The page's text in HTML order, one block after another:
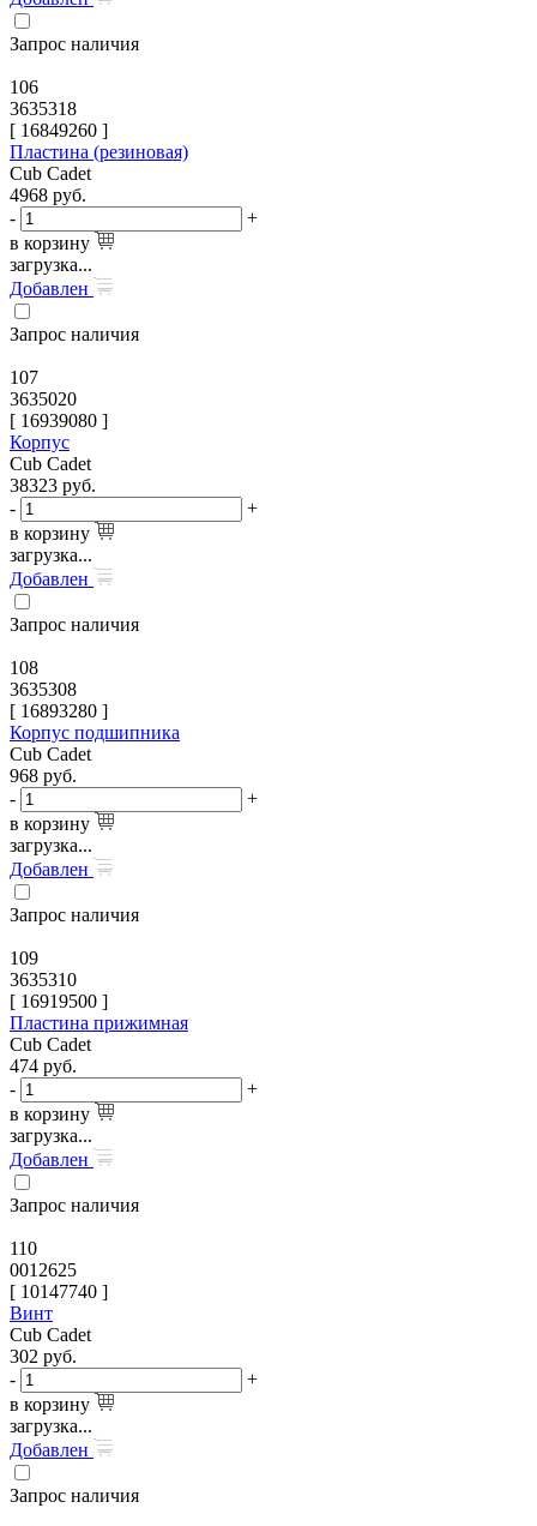
Запрос наличия
106
3635318
[ 16849260 ]
Пластина (резиновая)
Cub Cadet
4968 руб.
-
+
в корзину
загрузка...
Добавлен
Запрос наличия
107
3635020
[ 16939080 ]
Корпус
Cub Cadet
38323 руб.
-
+
в корзину
загрузка...
Добавлен
Запрос наличия
108
3635308
[ 16893280 ]
Корпус подшипника
Cub Cadet
968 руб.
-
+
в корзину
загрузка...
Добавлен
Запрос наличия
109
3635310
[ 16919500 ]
Пластина прижимная
Cub Cadet
474 руб.
-
+
в корзину
загрузка...
Добавлен
Запрос наличия
110
0012625
[ 10147740 ]
Винт
Cub Cadet
302 руб.
-
+
в корзину
загрузка...
Добавлен
Запрос наличия